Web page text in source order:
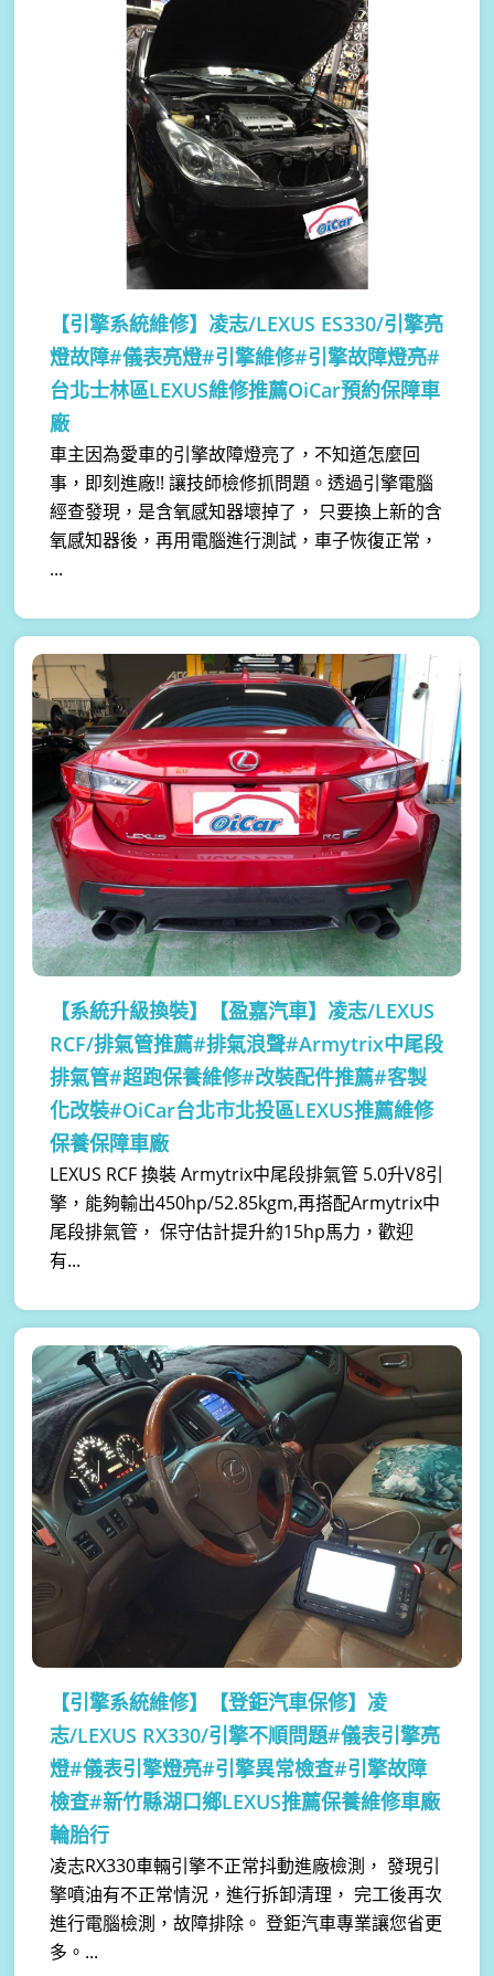
【引擎系統維修】 凌志/LEXUS ES330/引擎亮
燈故障#儀表亮燈#引擎維修#引擎故障燈亮#
台北士林區LEXUS維修推薦OiCar預約保障車
廠
車主因為愛車的引擎故障燈亮了，不知道怎麼回
事，即刻進廠!! 讓技師檢修抓問題。透過引擎電腦
經查發現，是含氧感知器壞掉了， 只要換上新的含
氧感知器後，再用電腦進行測試，車子恢復正常，
...
【系統升級換裝】
【盈嘉汽車】凌志/LEXUS
RCF/排氣管推薦#排氣浪聲#Armytrix中尾段
排氣管#超跑保養維修#改裝配件推薦#客製
化改裝#OiCar台北市北投區LEXUS推薦維修
保養保障車廠
LEXUS RCF 換裝 Armytrix中尾段排氣管 5.0升V8引
擎，能夠輸出450hp/52.85kgm,再搭配Armytrix中
尾段排氣管， 保守估計提升約15hp馬力，歡迎
有...
【引擎系統維修】
【登鉅汽車保修】凌
志/LEXUS RX330/引擎不順問題#儀表引擎亮
燈#儀表引擎燈亮#引擎異常檢查#引擎故障
檢查#新竹縣湖口鄉LEXUS推薦保養維修車廠
輪胎行
凌志RX330車輛引擎不正常抖動進廠檢測， 發現引
擎噴油有不正常情況，進行拆卸清理， 完工後再次
進行電腦檢測，故障排除。 登鉅汽車專業讓您省更
多。...